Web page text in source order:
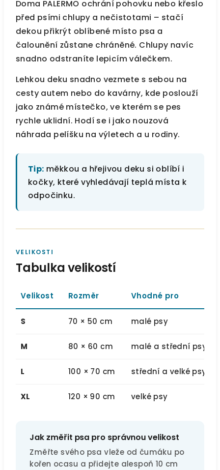
Doma PALERMO ochrání pohovku nebo křeslo
před psími chlupy a nečistotami – stačí
dekou přikrýt oblíbené místo psa a
čalounění zůstane chráněné. Chlupy navíc
snadno odstraníte lepicím válečkem.
Lehkou deku snadno vezmete s sebou na
cesty autem nebo do kavárny, kde poslouží
jako známé místečko, ve kterém se pes
rychle uklidní. Hodí se i jako nouzová
náhrada pelíšku na výletech a u rodiny.
Tip: měkkou a hřejivou deku si oblíbí i
kočky, které vyhledávají teplá místa k
odpočinku.
VELIKOSTI
Tabulka velikostí
Velikost Rozměr Vhodné pro
S 70 × 50 cm malé psy
M 80 × 60 cm malé a střední psy
L 100 × 70 cm střední a velké psy
XL 120 × 90 cm velké psy
Jak změřit psa pro správnou velikost
Změřte svého psa vleže od čumáku po
kořen ocasu a přidejte alespoň 10 cm